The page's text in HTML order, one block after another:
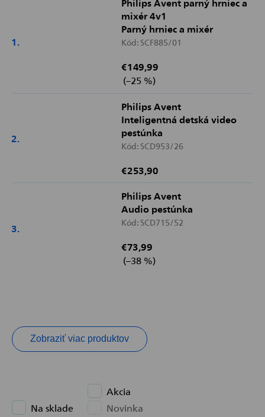
mixér 4v1
Parný hrniec a mixér
Kód: SCF885/01
(–25 %)
€149,99
Philips Avent
Inteligentná detská video
pestúnka
Kód: SCD953/26
€253,90
Philips Avent
Audio pestúnka
Kód: SCD715/52
(–38 %)
€73,99
Zobraziť viac produktov
Na sklade
Akcia
Novinka